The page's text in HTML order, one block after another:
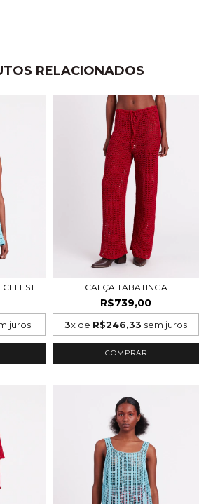
RELACIONADOS
juros
CALÇA TABATINGA
R$739,00
3x de R$246,33 sem juros
COMPRAR